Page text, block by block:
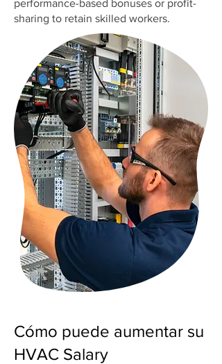
performance-based bonuses or profit-
sharing to retain skilled workers.
Cómo puede aumentar su
HVAC Salary